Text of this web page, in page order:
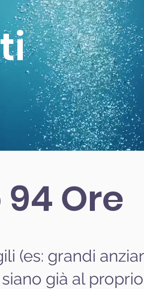
Ore
(es: grandi
già al